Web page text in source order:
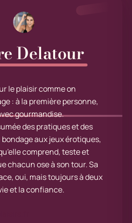
Delatour
le plaisir comme on
: à la première personne,
gourmandise.
des pratiques et des
aux jeux érotiques,
comprend, teste et
chacun ose à son tour. Sa
oui, mais toujours à deux
et la confiance.